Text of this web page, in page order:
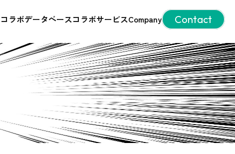
コラボデータベースコラボサービスCompany Contact